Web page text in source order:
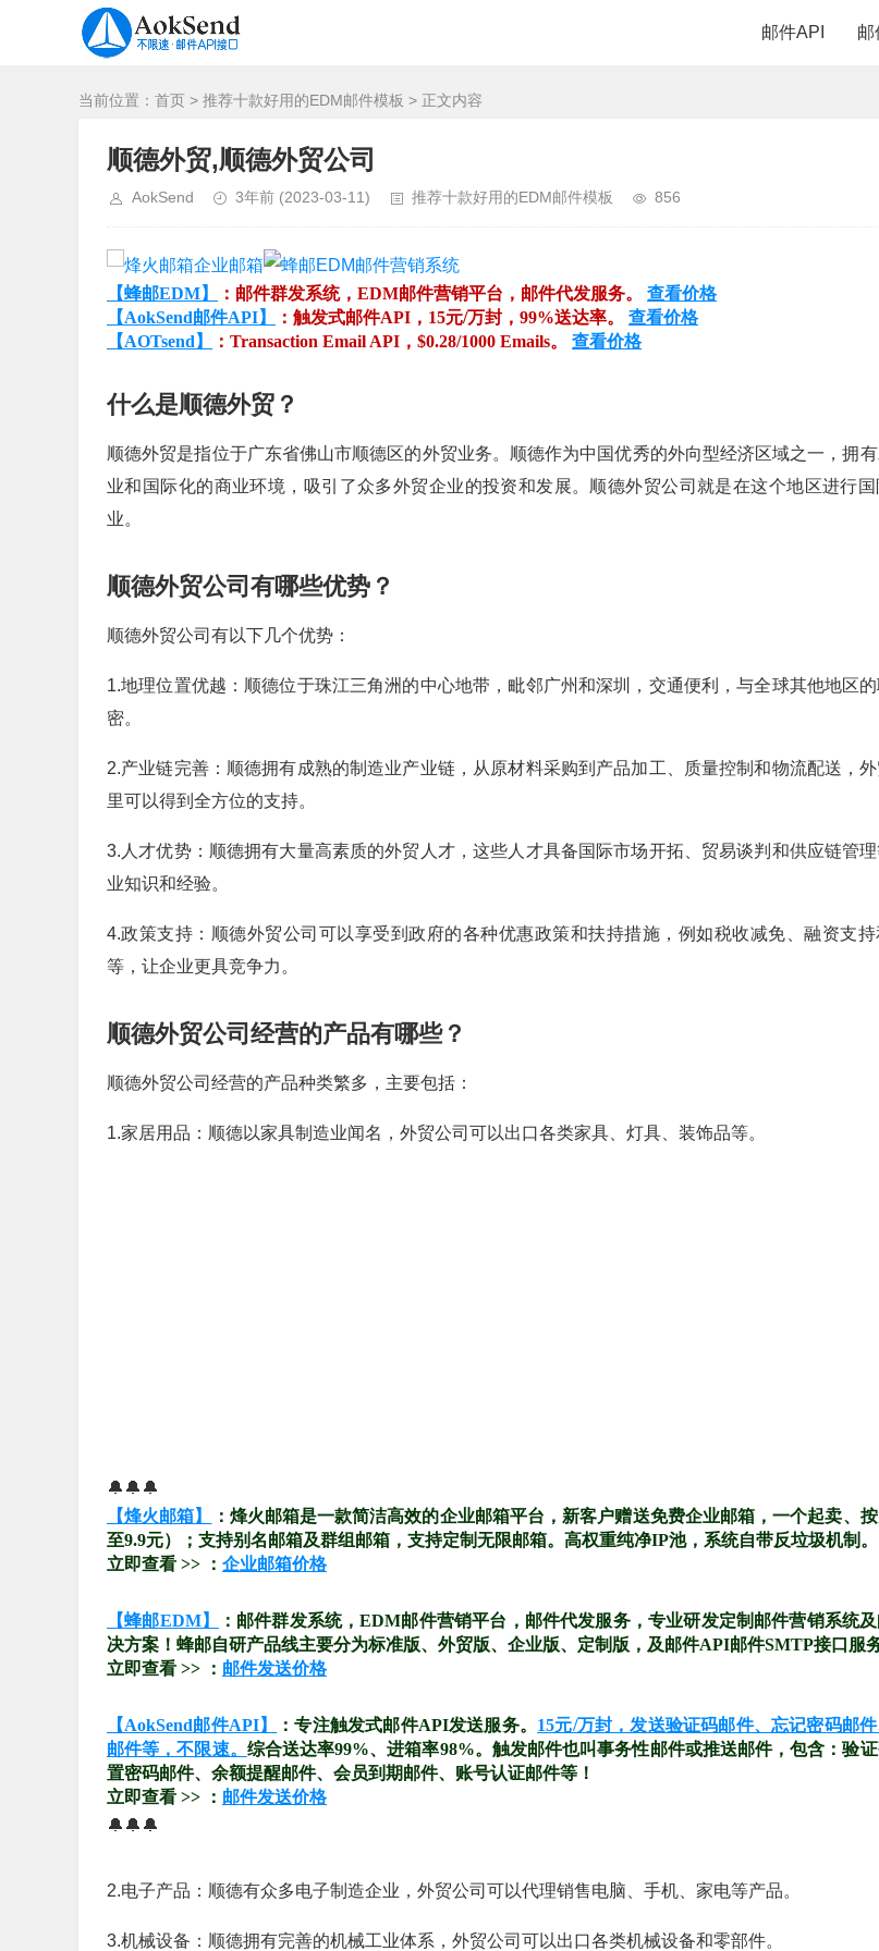
邮件API 邮
当前位置： 首页 > 推荐十款好用的EDM邮件模板 > 正文内容
顺德外贸,顺德外贸公司
AokSend 3年前 (2023-03-11) 推荐十款好用的EDM邮件模板 856
【蜂邮EDM】 ：邮件群发系统，EDM邮件营销平台，邮件代发服务。 查看价格
【AokSend邮件API】
：触发式邮件API，15元/万封，99%送达率。 查看价格
【AOTsend】
：Transaction Email API，$0.28/1000 Emails。 查看价格
什么是顺德外贸？
顺德外贸是指位于广东省佛山市顺德区的外贸业务。顺德作为中国优秀的外向型经济区域之一，拥
业和国际化的商业环境，吸引了众多外贸企业的投资和发展。顺德外贸公司就是在这个地区进行
业。
顺德外贸公司有哪些优势？
顺德外贸公司有以下几个优势：
1.地理位置优越：顺德位于珠江三角洲的中心地带，毗邻广州和深圳，交通便利，与全球其他地区
密。
2.产业链完善：顺德拥有成熟的制造业产业链，从原材料采购到产品加工、质量控制和物流配送，
里可以得到全方位的支持。
3.人才优势：顺德拥有大量高素质的外贸人才，这些人才具备国际市场开拓、贸易谈判和供应链管
业知识和经验。
4.政策支持：顺德外贸公司可以享受到政府的各种优惠政策和扶持措施，例如税收减免、融资支
等，让企业更具竞争力。
顺德外贸公司经营的产品有哪些？
顺德外贸公司经营的产品种类繁多，主要包括：
1.家居用品：顺德以家具制造业闻名，外贸公司可以出口各类家具、灯具、装饰品等。
🔔🔔🔔
【烽火邮箱】
：烽火邮箱是一款简洁高效的企业邮箱平台，新客户赠送免费企业邮箱，一个起卖、
至9.9元）；支持别名邮箱及群组邮箱，支持定制无限邮箱。高权重纯净IP池，系统自带反垃圾机制。
立即查看 >> ： 企业邮箱价格
【蜂邮EDM】
：邮件群发系统，EDM邮件营销平台，邮件代发服务，专业研发定制邮件营销系统
决方案！蜂邮自研产品线主要分为标准版、外贸版、企业版、定制版，及邮件API邮件SMTP接口服务
立即查看 >> ： 邮件发送价格
【AokSend邮件API】 ：专注触发式邮件API发送服务。 15元/万封，发送验证码邮件、忘记密码邮
邮件等，不限速。 综合送达率99%、进箱率98%。触发邮件也叫事务性邮件或推送邮件，包含：验
置密码邮件、余额提醒邮件、会员到期邮件、账号认证邮件等！
立即查看 >> ： 邮件发送价格
🔔🔔🔔
2.电子产品：顺德有众多电子制造企业，外贸公司可以代理销售电脑、手机、家电等产品。
3.机械设备：顺德拥有完善的机械工业体系，外贸公司可以出口各类机械设备和零部件。